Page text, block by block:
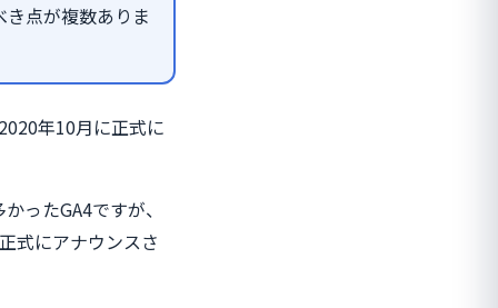
点が複数ありま
年10月に正式に
ったGA4ですが、
式にアナウンスさ